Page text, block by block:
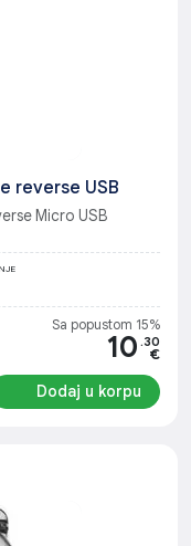
reverse USB
Micro USB
Sa popustom 15%
10 .30
€
Dodaj u korpu